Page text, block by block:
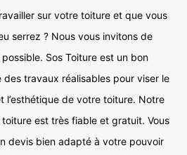
sur votre toiture et que vous
serrez ? Nous vous invitons de
Sos Toiture est un bon
travaux réalisables pour viser le
l’esthétique de votre toiture. Notre
est très fiable et gratuit. Vous
devis bien adapté à votre pouvoir